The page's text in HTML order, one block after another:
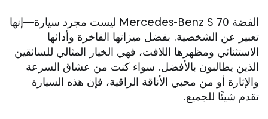
الفضة Mercedes-Benz S 70 ليست مجرد سيارة—إنها
تعبير عن الشخصية. بفضل ميزاتها الفاخرة وأدائها
الاستثنائي ومظهرها اللافت، فهي الخيار المثالي للسائقين
الذين يطالبون بالأفضل. سواء كنت من عشاق السرعة
والإثارة أو من محبي الأناقة الراقية، فإن هذه السيارة
تقدم شيئًا للجميع.